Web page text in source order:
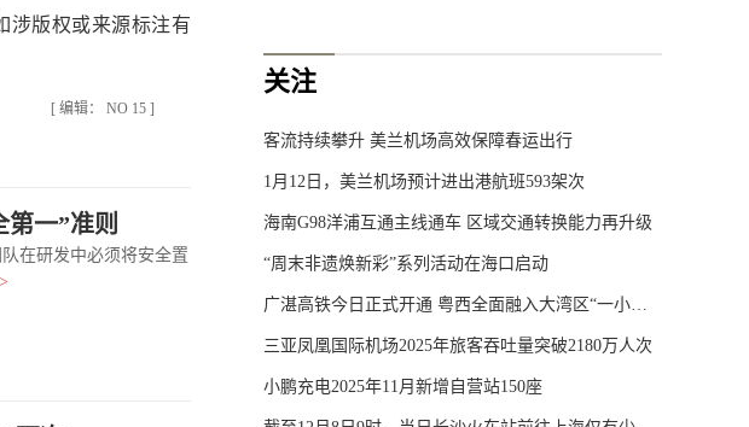
涉版权或来源标注有
[ 编辑： NO 15 ]
一”准则
在研发中必须将安全置
关注
客流持续攀升 美兰机场高效保障春运出行
1月12日，美兰机场预计进出港航班593架次
海南G98洋浦互通主线通车 区域交通转换能力再升级
“周末非遗焕新彩”系列活动在海口启动
广湛高铁今日正式开通 粤西全面融入大湾区“一小时生活圈”
三亚凤凰国际机场2025年旅客吞吐量突破2180万人次
小鹏充电2025年11月新增自营站150座